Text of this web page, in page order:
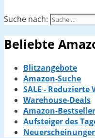
Suche nach:
Beliebte
Blitzangebote
Amazon-Suche
SALE - Reduzierte
Warehouse-Deals
Amazon-Bestseller
Aufsteiger des